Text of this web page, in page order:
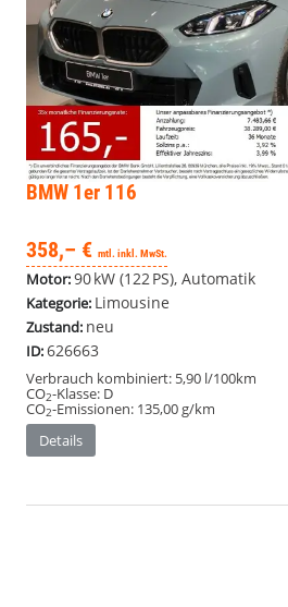
BMW 1er 116
358,– € mtl. inkl. MwSt.
Motor:90 kW (122 PS), Automatik
Kategorie: Limousine
Zustand: neu
ID:626663
Verbrauch kombiniert: 5,90 l/100km
CO2-Klasse: D
CO2-Emissionen: 135,00 g/km
Details